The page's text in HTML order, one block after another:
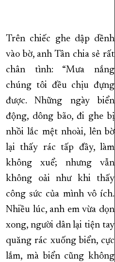
Trên chiếc ghe dập dềnh
vào bờ, anh Tân chia sẻ rất
chân tình: “Mưa nắng
chúng tôi đều chịu đựng
được. Những ngày biển
động, dông bão, đi ghe bị
nhồi lắc mệt nhoài, lên bờ
lại thấy rác tấp đầy, làm
không xuể; nhưng vẫn
không oải như khi thấy
công sức của mình vô ích.
Nhiều lúc, anh em vừa dọn
xong, người dân lại tiện tay
quăng rác xuống biển, cực
lắm, mà biển cũng không